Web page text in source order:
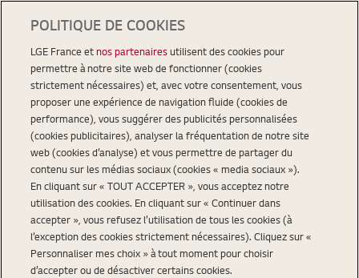
POLITIQUE DE COOKIES
LGE France etnos partenairesutilisent des cookies pour
permettre à notre site web de fonctionner (cookies
strictement nécessaires) et, avec votre consentement, vous
proposer une expérience de navigation fluide (cookies de
performance), vous suggérer des publicités personnalisées
(cookies publicitaires), analyser la fréquentation de notre site
web (cookies d’analyse) et vous permettre de partager du
contenu sur les médias sociaux (cookies « media sociaux »).
En cliquant sur « TOUT ACCEPTER », vous acceptez notre
utilisation des cookies. En cliquant sur « Continuer dans
accepter », vous refusez l’utilisation de tous les cookies (à
l’exception des cookies strictement nécessaires). Cliquez sur «
Personnaliser mes choix » à tout moment pour choisir
d’accepter ou de désactiver certains cookies.